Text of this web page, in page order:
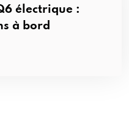
électrique :
à bord